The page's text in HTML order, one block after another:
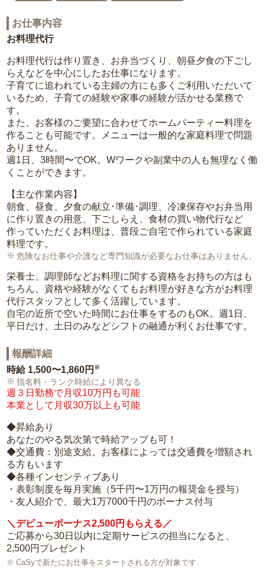
お仕事内容
お料理代行
お料理代行は作り置き、お弁当づくり、朝昼夕食の下ごし
らえなどを中心にしたお仕事になります。
子育てに追われている主婦の方にも多くご利用いただいて
いるため、子育ての経験や家事の経験が活かせる業務で
す。
また、お客様のご要望に合わせてホームパーティー料理を
作ることも可能です。メニューは一般的な家庭料理で問題
ありません。
週1日、3時間〜でOK。Wワークや副業中の人も無理なく働
くことができます。
【主な作業内容】
朝食、昼食、夕食の献立･準備･調理、冷凍保存やお弁当用
に作り置きの用意、下ごしらえ、食材の買い物代行など
作っていただくお料理は、普段ご自宅で作られている家庭
料理です。
危険なお仕事や介護など専門知識が必要なお仕事はありません。
栄養士、調理師などお料理に関する資格をお持ちの方はも
ちろん、資格や経験がなくてもお料理が好きな方がお料理
代行スタッフとして多く活躍しています。
自宅の近所で空いた時間にお仕事をするのもOK。週1日、
平日だけ、土日のみなどシフトの融通が利くお仕事です。
報酬詳細
時給 1,500〜1,860円 ※
指名料・ランク時給により異なる
週３日勤務で月収10万円も可能
本業として月収30万以上も可能
◆昇給あり
あなたのやる気次第で時給アップも可！
◆交通費：別途支給。お客様によっては交通費を増額され
る方もいます
◆各種インセンティブあり
・表彰制度を毎月実施（5千円〜1万円の報奨金を授与）
・友人紹介で、最大1万7000千円のボーナス付与
＼デビューボーナス2,500円もらえる／
ご応募から30日以内に定期サービスの担当になると、
2,500円プレゼント
CaSyで新たにお仕事をスタートされる方が対象です